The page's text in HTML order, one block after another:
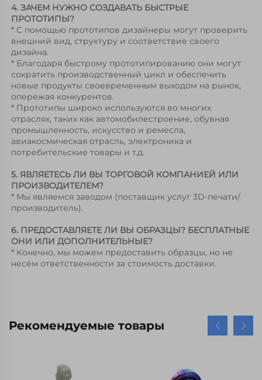
4. ЗАЧЕМ НУЖНО СОЗДАВАТЬ БЫСТРЫЕ
ПРОТОТИПЫ?
* С помощью прототипов дизайнеры могут проверить
внешний вид, структуру и соответствие своего
дизайна.
* Благодаря быстрому прототипированию они могут
сократить производственный цикл и обеспечить
новые продукты своевременным выходом на рынок,
опережая конкурентов.
* Прототипы широко используются во многих
отраслях, таких как автомобилестроение, обувная
промышленность, искусство и ремесла,
авиакосмическая отрасль, электроника и
потребительские товары и т.д.
5. ЯВЛЯЕТЕСЬ ЛИ ВЫ ТОРГОВОЙ КОМПАНИЕЙ ИЛИ
ПРОИЗВОДИТЕЛЕМ?
* Мы являемся заводом (поставщик услуг 3D-печати/
производитель).
6. ПРЕДОСТАВЛЯЕТЕ ЛИ ВЫ ОБРАЗЦЫ? БЕСПЛАТНЫЕ
ОНИ ИЛИ ДОПОЛНИТЕЛЬНЫЕ?
* Конечно, мы можем предоставить образцы, но не
несём ответственности за стоимость доставки.
Рекомендуемые товары